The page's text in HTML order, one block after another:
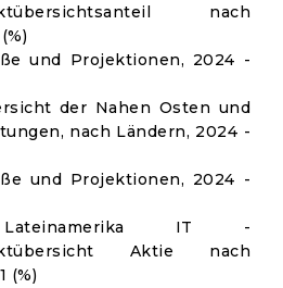
nach
und Projektionen, 2024 -
der Nahen Osten und
nach Ländern, 2024 -
und Projektionen, 2024 -
IT -
Aktie nach
(%)